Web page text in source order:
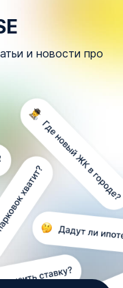
и новости про